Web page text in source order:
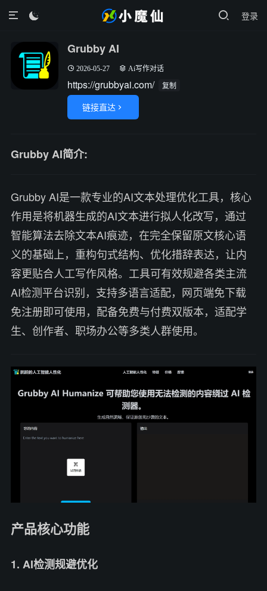
登录

Grubby AI
2026-05-27 Ai写作对话
https://grubbyai.com/ 复制
链接直达 
Grubby AI简介:
Grubby AI是一款专业的AI文本处理优化工具，核心
作用是将机器生成的AI文本进行拟人化改写，通过
智能算法去除文本AI痕迹，在完全保留原文核心语
义的基础上，重构句式结构、优化措辞表达，让内
容更贴合人工写作风格。工具可有效规避各类主流
AI检测平台识别，支持多语言适配，网页端免下载
免注册即可使用，配备免费与付费双版本，适配学
生、创作者、职场办公等多类人群使用。
产品核心功能
1. AI检测规避优化